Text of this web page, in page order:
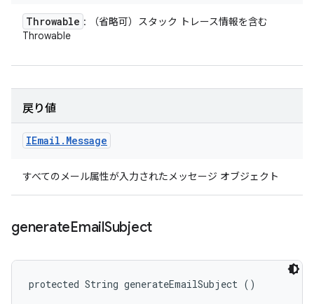
Throwable : （省略可）スタック トレース情報を含む
Throwable
戻り値
IEmail . Message
すべてのメール属性が入力されたメッセージ オブジェクト
generateEmailSubject
protected String generateEmailSubject ()